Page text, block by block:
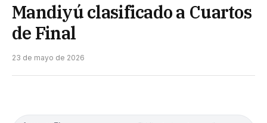
Mandiyú clasificado a Cuartos
de Final
23 de mayo de 2026